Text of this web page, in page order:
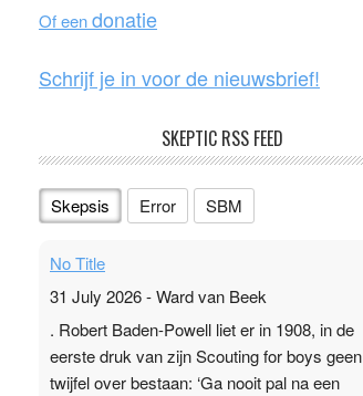
k
Of eendonatie
Schrijf je in voor de nieuwsbrief!
SKEPTIC RSS FEED
Skepsis Error SBM
No Title
31 July 2026-Ward van Beek
. Robert Baden-Powell liet er in 1908, in de
eerste druk van zijn Scouting for boys geen
twijfel over bestaan: ‘Ga nooit pal na een